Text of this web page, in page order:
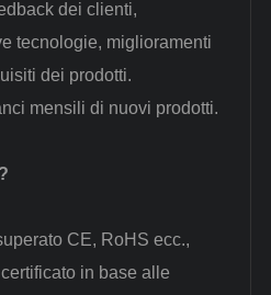
dei clienti,
tecnologie, miglioramenti
dei prodotti.
mensili di nuovi prodotti.
CE, RoHS ecc.,
in base alle